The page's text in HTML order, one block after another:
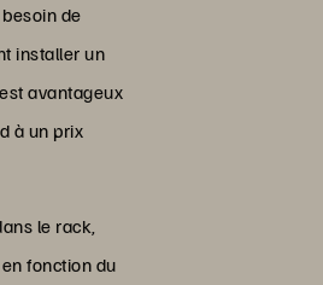
de
installer un
avantageux
à un prix
le rack,
fonction du